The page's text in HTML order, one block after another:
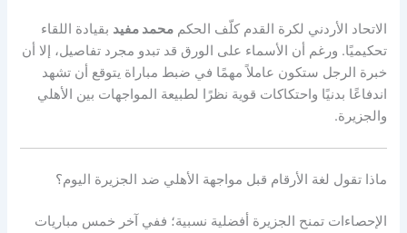
الاتحاد الأردني لكرة القدم كلّف الحكممحمد مفيد بقيادة اللقاء
تحكيميًا. ورغم أن الأسماء على الورق قد تبدو مجرد تفاصيل، إلا أن
خبرة الرجل ستكون عاملاً مهمًا في ضبط مباراة يتوقع أن تشهد
اندفاعًا بدنيًا واحتكاكات قوية نظرًا لطبيعة المواجهات بين الأهلي
والجزيرة.
ماذا تقول لغة الأرقام قبل مواجهة الأهلي ضد الجزيرة اليوم؟
الإحصاءات تمنح الجزيرة أفضلية نسبية؛ ففي آخر خمس مباريات